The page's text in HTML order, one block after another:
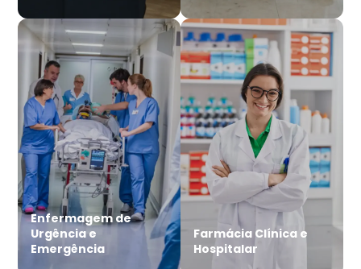
Enfermagem de
Urgência e
Emergência
Farmácia Clínica e
Hospitalar